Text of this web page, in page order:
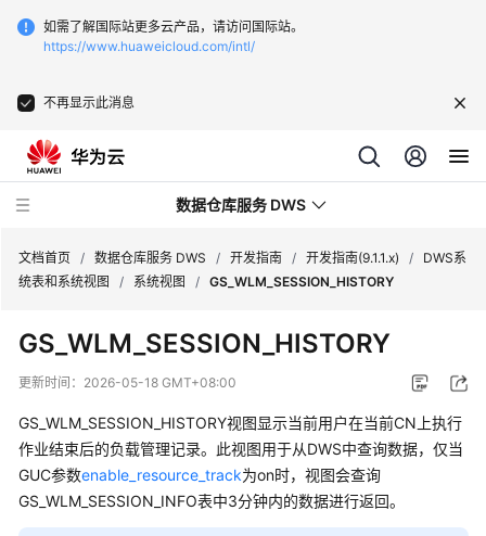
如需了解国际站更多云产品，请访问国际站。
https://www.huaweicloud.com/intl/
不再显示此消息
数据仓库服务 DWS
新
动
服
务
公
文档首页 / 数据仓库服务 DWS / 开发指南 / 开发指南(9.1.1.x) /
DWS系
统表和系统视图
/ 系统视图 / GS_WLM_SESSION_HISTORY
GS_WLM_SESSION_HISTORY
更新时间： 2026-05-18 GMT+08:00
GS_WLM_SESSION_HISTORY视图显示当前用户在当前CN上执行
作业结束后的负载管理记录。此视图用于从DWS中查询数据，仅当
GUC参数enable_resource_track为on时，视图会查询
GS_WLM_SESSION_INFO表中3分钟内的数据进行返回。